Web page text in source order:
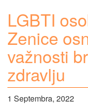
LGBTI
Zenice
važnosti
zdravlju
1 Septembra, 2022